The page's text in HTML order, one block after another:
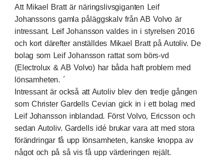
Att Mikael Bratt är näringslivsgiganten Leif
Johanssons gamla påläggskalv från AB Volvo är
intressant. Leif Johansson valdes in i styrelsen 2016
och kort därefter anställdes Mikael Bratt på Autoliv. De
bolag som Leif Johansson rattat som börs-vd
(Electrolux & AB Volvo) har båda haft problem med
lönsamheten. ´
Intressant är också att Autoliv blev den tredje gången
som Christer Gardells Cevian gick in i ett bolag med
Leif Johansson inblandad. Först Volvo, Ericsson och
sedan Autoliv. Gardells idé brukar vara att med stora
förändringar få upp lönsamheten, kanske knoppa av
något och på så vis få upp värderingen rejält.